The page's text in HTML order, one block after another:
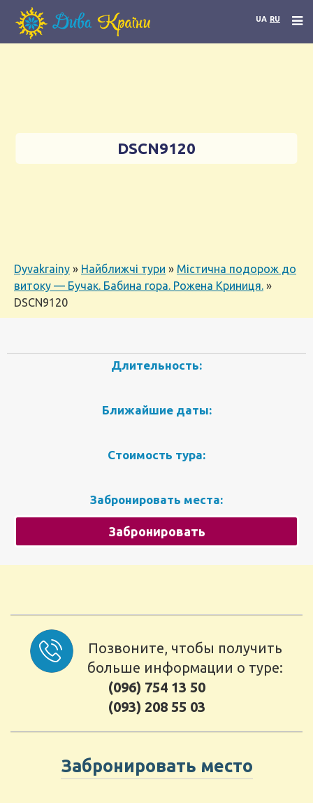
UA RU
DSCN9120
Dyvakrainy » Найближчі тури » Містична подорож до
витоку — Бучак. Бабина гора. Рожена Криниця. »
DSCN9120
Длительность:
Ближайшие даты:
Стоимость тура:
Забронировать места:
Забронировать
Позвоните, чтобы получить
больше информации о туре:
(096) 754 13 50
(093) 208 55 03
Забронировать место